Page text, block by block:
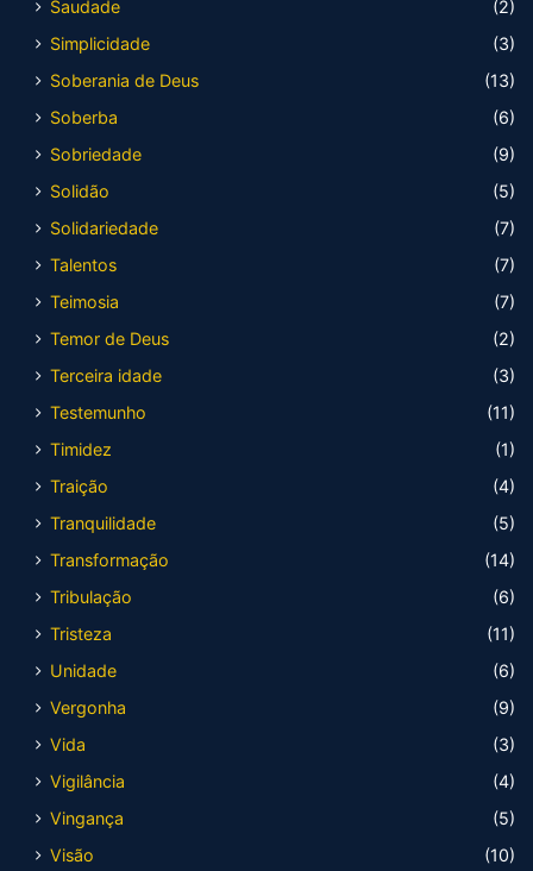
Saudade
(2)
Simplicidade
(3)
Soberania de Deus
(13)
Soberba
(6)
Sobriedade
(9)
Solidão
(5)
Solidariedade
(7)
Talentos
(7)
Teimosia
(7)
Temor de Deus
(2)
Terceira idade
(3)
Testemunho
(11)
Timidez
(1)
Traição
(4)
Tranquilidade
(5)
Transformação
(14)
Tribulação
(6)
Tristeza
(11)
Unidade
(6)
Vergonha
(9)
Vida
(3)
Vigilância
(4)
Vingança
(5)
Visão
(10)